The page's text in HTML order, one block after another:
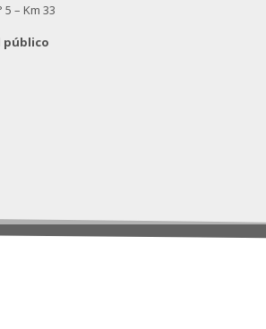
– Km 33
público